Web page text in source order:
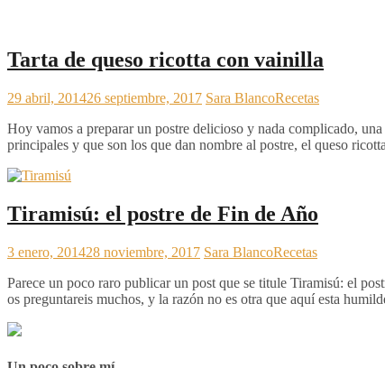
Tarta de queso ricotta con vainilla
29 abril, 201426 septiembre, 2017 Sara BlancoRecetas
Hoy vamos a preparar un postre delicioso y nada complicado,
principales y que son los que dan nombre al postre, el queso
Tiramisú: el postre de Fin de Año
3 enero, 201428 noviembre, 2017 Sara BlancoRecetas
Parece un poco raro publicar un post que se titule Tiramisú: el
os preguntareis muchos, y la razón no es otra que aquí esta